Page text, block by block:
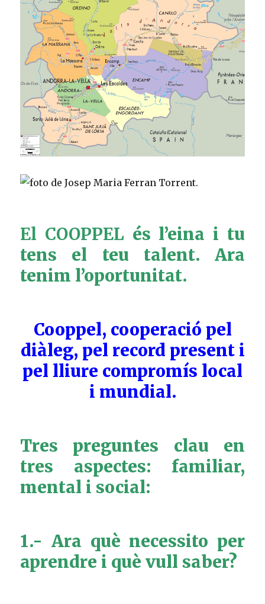
El COOPPEL és l’eina i tu
tens el teu talent. Ara
tenim l’oportunitat.
Cooppel, cooperació pel
diàleg, pel record present i
pel lliure compromís local
i mundial.
Tres preguntes clau en
tres aspectes: familiar,
mental i social:
1.- Ara què necessito per
aprendre i què vull saber?